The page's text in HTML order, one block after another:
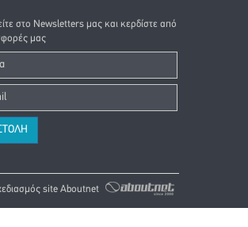
στο Newsletters μας και κερδίστε από
μας
site Aboutnet